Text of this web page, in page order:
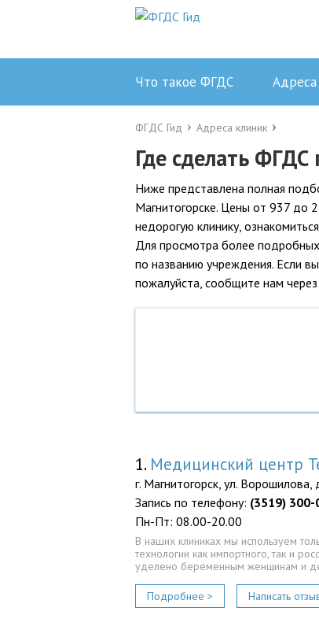
Что такое ФГДС
ФГДС Гид Адреса клиник
Где сделать ФГДС
Ниже представлена полная
Магнитогорске. Цены от 937 до
недорогую клинику,
Для просмотра более
по названию учреждения. Если
пожалуйста, сообщите нам через
1. Медицинский центр
г. Магнитогорск, ул. Ворошилова,
Запись по телефону: (3519)
Пн-Пт: 08.00-20.00
В наших клиниках мы используем
технологии как импортного, так и
уделено беременным женщинам и
Подробнее > Написать